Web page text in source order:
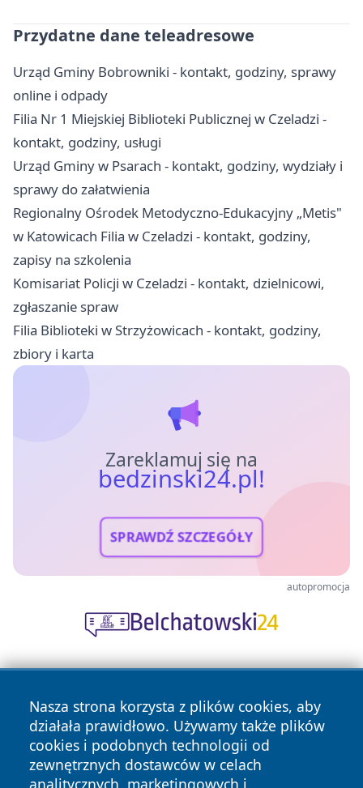
Przydatne dane teleadresowe
Urząd Gminy Bobrowniki - kontakt, godziny, sprawy
online i odpady
Filia Nr 1 Miejskiej Biblioteki Publicznej w Czeladzi -
kontakt, godziny, usługi
Urząd Gminy w Psarach - kontakt, godziny, wydziały i
sprawy do załatwienia
Regionalny Ośrodek Metodyczno-Edukacyjny „Metis"
w Katowicach Filia w Czeladzi - kontakt, godziny,
zapisy na szkolenia
Komisariat Policji w Czeladzi - kontakt, dzielnicowi,
zgłaszanie spraw
Filia Biblioteki w Strzyżowicach - kontakt, godziny,
zbiory i karta
Zareklamuj się na
bedzinski24.pl!
SPRAWDŹ SZCZEGÓŁY
autopromocja
Nasza strona korzysta z plików cookies, aby
działała prawidłowo. Używamy także plików
cookies i podobnych technologii od
zewnętrznych dostawców w celach
analitycznych, marketingowych i
Copyright © 2026 bedzinski24.pl Wszystkie prawa